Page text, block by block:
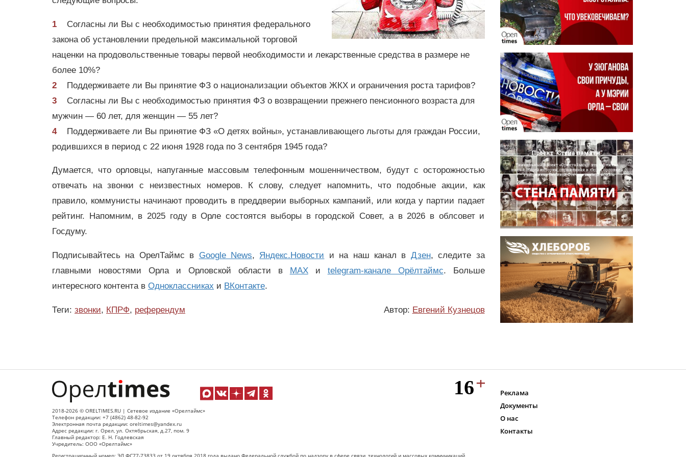
Согласны ли Вы с необходимостью принятия федерального
закона об установлении предельной максимальной торговой
наценки на продовольственные товары первой необходимости и лекарственные средства в размере не
более 10%?
Поддерживаете ли Вы принятие ФЗ о национализации объектов ЖКХ и ограничения роста тарифов?
Согласны ли Вы с необходимостью принятия ФЗ о возвращении прежнего пенсионного возраста для
мужчин — 60 лет, для женщин — 55 лет?
Поддерживаете ли Вы принятие ФЗ «О детях войны», устанавливающего льготы для граждан России,
родившихся в период с 22 июня 1928 года по 3 сентября 1945 года?
Думается, что орловцы, напуганные массовым телефонным мошенничеством, будут с осторожностью
отвечать на звонки с неизвестных номеров. К слову, следует напомнить, что подобные акции, как
правило, коммунисты начинают проводить в преддверии выборных кампаний, или когда у партии падает
рейтинг. Напомним, в 2025 году в Орле состоятся выборы в городской Совет, а в 2026 в облсовет и
Госдуму.
Подписывайтесь на ОрелТаймс в Google News, Яндекс.Новости и на наш канал в Дзен, следите за
главными новостями Орла и Орловской области в
MAXи telegram-канале Орёлтаймс. Больше
интересного контента в Одноклассниках и ВКонтакте.
Теги: звонки, КПРФ, референдум Автор: Евгений Кузнецов
2018-2026 © ORELTIMES.RU | Сетевое издание «Орелтаймс»
Телефон редакции: +7 (4862) 48-82-92
Электронная почта редакции: oreltimes@yandex.ru
Адрес редакции: г. Орел, ул. Октябрьская, д.27, пом. 9
Главный редактор: Е. Н. Годлевская
Учредитель: ООО «Орелтаймс»
Регистрационный номер: ЭЛ ФС77-73833 от 19 октября 2018 года выдано Федеральной службой по надзору в сфере связи, технологий и массовых коммуникаций
Реклама
Документы
О нас
Контакты